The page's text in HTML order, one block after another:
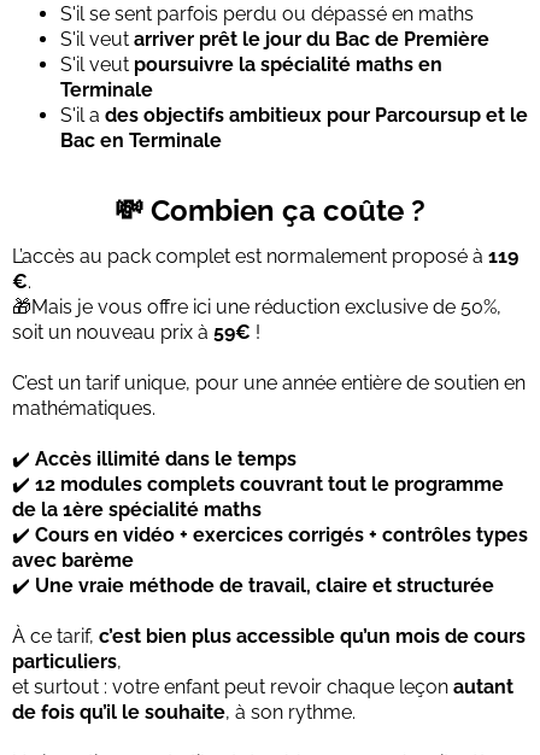
S'il se sent parfois perdu ou dépassé en maths
S'il veut arriver prêt le jour du Bac de Première
S'il veut poursuivre la spécialité maths en
Terminale
S'il a des objectifs ambitieux pour Parcoursup et le
Bac en Terminale
💸 Combien ça coûte ?
L’accès au pack complet est normalement proposé à 119
€.
🎁Mais je vous offre ici une réduction exclusive de 50%,
soit un nouveau prix à 59€ !
C’est un tarif unique, pour une année entière de soutien en
mathématiques.
✔️ Accès illimité dans le temps
✔️ 12 modules complets couvrant tout le programme
de la 1ère spécialité maths
✔️ Cours en vidéo + exercices corrigés + contrôles types
avec barème
✔️ Une vraie méthode de travail, claire et structurée
À ce tarif, c’est bien plus accessible qu’un mois de cours
particuliers,
et surtout : votre enfant peut revoir chaque leçon autant
de fois qu’il le souhaite, à son rythme.